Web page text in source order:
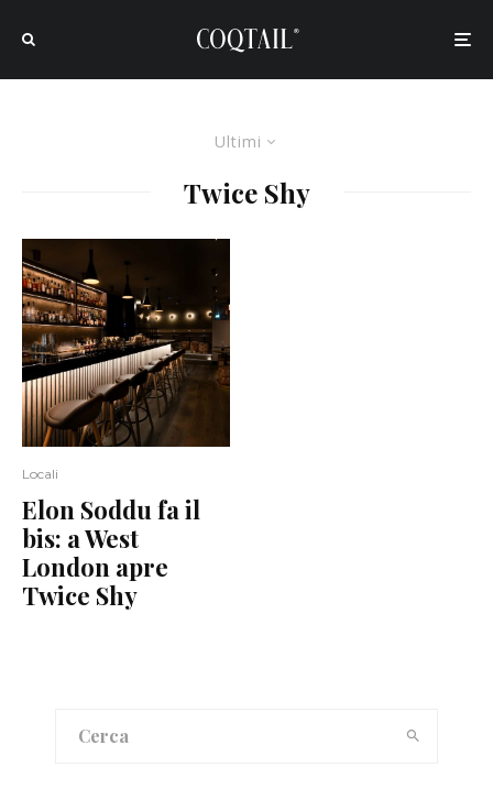
Ultimi
Twice Shy
Locali
Elon Soddu fa il
bis: a West
London apre
Twice Shy